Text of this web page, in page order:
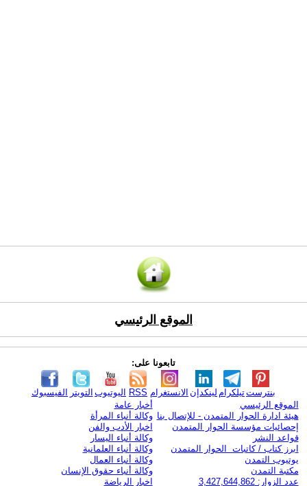
الموقع الرئيسي
تابعونا على:
الفيسبوك التويتر اليوتيوب RSS الانستغرام لينكدإن تيلكرامبنترست
الموقع الرئيسي
هيئة ادارة الحوار المتمدن - للإتصال بنا
إحصائيات مؤسسة الحوار المتمدن
قواعد النشر
ابرز كتاب / كاتبات الحوار المتمدن
يوتيوب التمدن
مكتبة التمدن
عدد الزوار: 3,427,644,862
أخبار عامة
وكالة أنباء المرأة
اخبار الأدب والفن
وكالة أنباء اليسار
وكالة أنباء العلمانية
وكالة أنباء العمال
وكالة أنباء حقوق الإنسان
اخبار الرياضة